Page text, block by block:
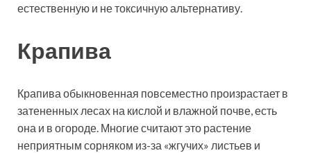
естественную и не токсичную альтернативу.
Крапива
Крапива обыкновенная повсеместно произрастает в
затененных лесах на кислой и влажной почве, есть
она и в огороде. Многие считают это растение
неприятным сорняком из-за «жгучих» листьев и